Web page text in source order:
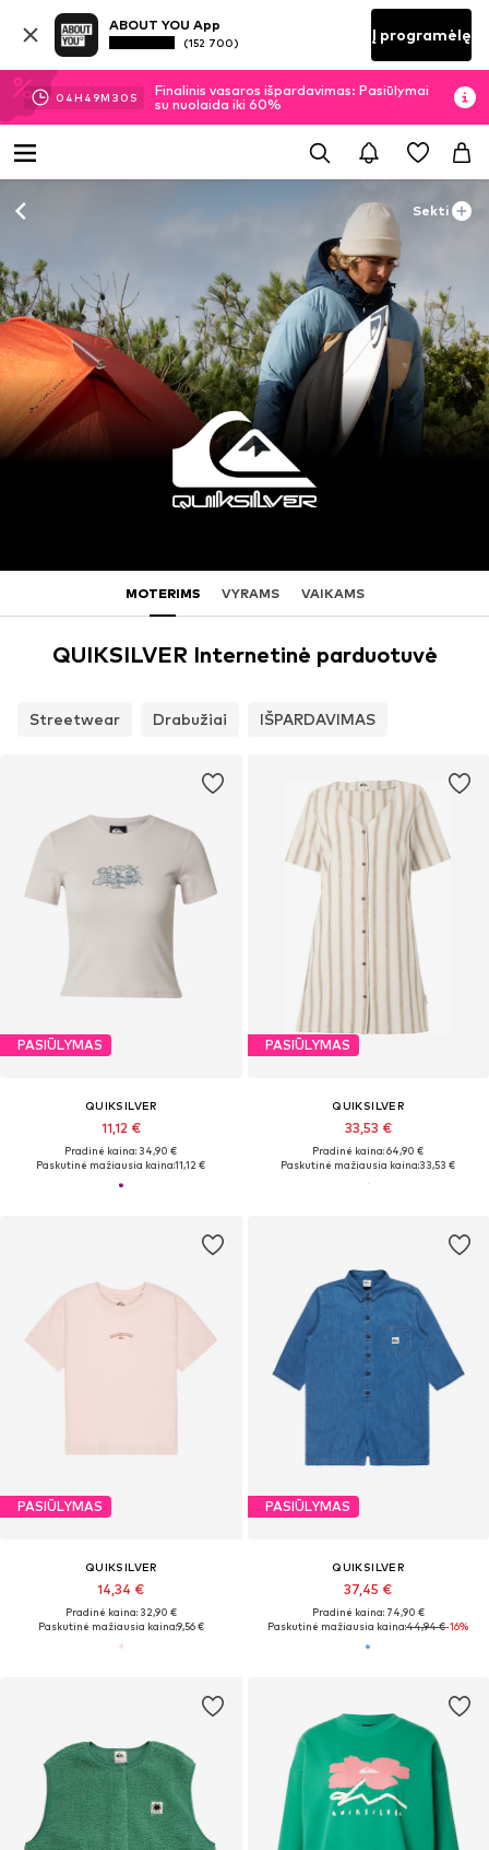
ABOUT YOU App
(152 700) Į programėlę
04H 49M 29 S
Finalinis vasaros išpardavimas: Pasiūlymai
su nuolaida iki 60%
Sekti
MOTERIMS VYRAMS VAIKAMS
QUIKSILVER Internetinė parduotuvė
Streetwear Drabužiai IŠPARDAVIMAS
PASIŪLYMAS
QUIKSILVER
11,12 €
Pradinė kaina: 34,90 €
Paskutinė mažiausia kaina:11,12 €
PASIŪLYMAS
QUIKSILVER
33,53 €
Pradinė kaina: 64,90 €
Paskutinė mažiausia kaina:33,53 €
PASIŪLYMAS
QUIKSILVER
14,34 €
Pradinė kaina: 32,90 €
Paskutinė mažiausia kaina:9,56 €
PASIŪLYMAS
QUIKSILVER
37,45 €
Pradinė kaina: 74,90 €
Paskutinė mažiausia kaina:44,94 €-16%